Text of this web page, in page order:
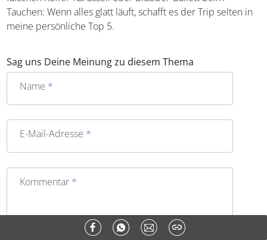
Tauchen: Wenn alles glatt läuft, schafft es der Trip selten in
meine persönliche Top 5.
Sag uns Deine Meinung zu diesem Thema
Name *
E-Mail-Adresse *
Kommentar *